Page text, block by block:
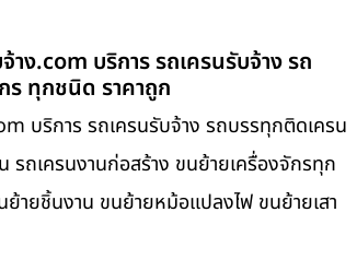
าง.com บริการ รถเครนรับจ้าง รถ
ร ทุกชนิด ราคาถูก
บริการ รถเครนรับจ้าง รถบรรทุกติดเครน
รถเครนงานก่อสร้าง ขนย้ายเครื่องจักรทุก
ายชิ้นงาน ขนย้ายหม้อแปลงไฟ ขนย้ายเสา